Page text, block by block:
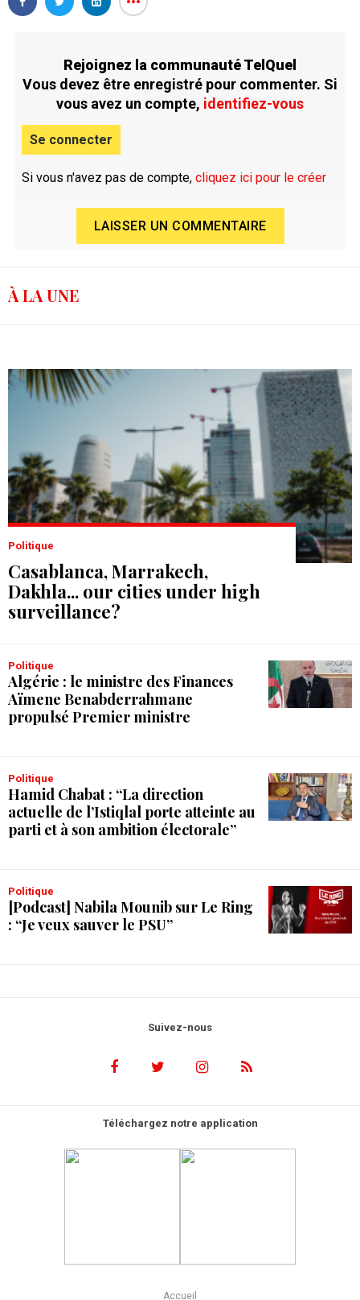
Rejoignez la communauté TelQuel
Vous devez être enregistré pour commenter. Si
vous avez un compte, identifiez-vous
Se connecter
Si vous n'avez pas de compte, cliquez ici pour le créer
LAISSER UN COMMENTAIRE
À LA UNE
Politique
Casablanca, Marrakech,
Dakhla... our cities under high
surveillance?
Politique
Algérie : le ministre des Finances
Aïmene Benabderrahmane
propulsé Premier ministre
Politique
Hamid Chabat : “La direction
actuelle de l’Istiqlal porte atteinte au
parti et à son ambition électorale”
Politique
[Podcast] Nabila Mounib sur Le Ring
: “Je veux sauver le PSU”
Suivez-nous
Téléchargez notre application
Accueil